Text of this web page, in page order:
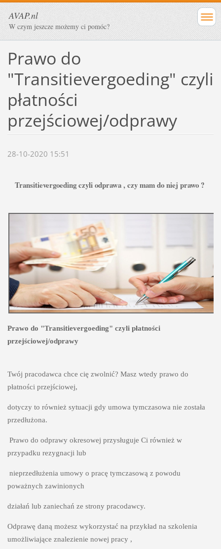
AVAP.nl
W czym jeszcze możemy ci pomóc?
Prawo do
"Transitievergoeding" czyli
płatności
przejściowej/odprawy
28-10-2020 15:51
Transitievergoeding czyli odprawa , czy mam do niej prawo ?
Prawo do "Transitievergoeding" czyli płatności
przejściowej/odprawy
Twój pracodawca chce cię zwolnić? Masz wtedy prawo do
płatności przejściowej,
dotyczy to również sytuacji gdy umowa tymczasowa nie została
przedłużona.
przypadku rezygnacji lub
poważnych zawinionych
działań lub zaniechań ze strony pracodawcy.
Odprawę daną możesz wykorzystać na przykład na szkolenia
umożliwiające znalezienie nowej pracy ,